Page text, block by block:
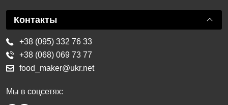
Контакты
+38 (095) 332 76 33
+38 (068) 069 73 77
food_maker@ukr.net
Мы в соцсетях: